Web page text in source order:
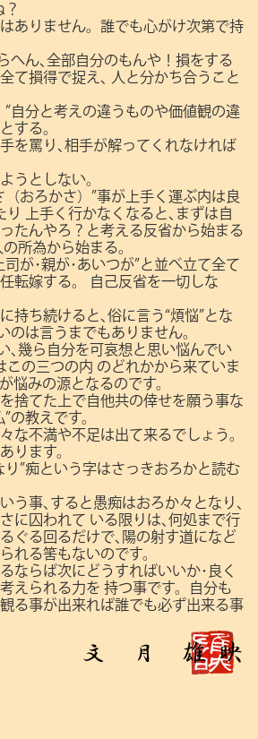
？
ありません。誰でも心がけ次第で持
へん､全部自分のもんや！損をする
て損得で捉え､
人と分かち合うこと
”自分と考えの違うものや価値観の違
する。
を罵り､相手が解ってくれなければ
うとしない。
（おろかさ）”事が上手く運ぶ内は良
り
上手く行かなくなると､まずは自
たんやろ？と考える反省から始まる
所為から始まる。
司が･親が･あいつが”と並べ立て全て
転嫁する。
自己反省を一切しな
持ち続けると､俗に言う“煩悩”とな
のは言うまでもありません。
､幾ら自分を可哀想と思い悩んでい
この三つの内 のどれかから来ていま
悩みの源となるのです。
捨てた上で自他共の倖せを願う事な
の教えです。
な不満や不足は出て来るでしょう。
ります。
り”痴という字はさっきおろかと読む
う事､すると愚痴はおろか々となり､
に囚われて いる限りは､何処まで行
ぐる回るだけで､陽の射す道になど
れる筈もないのです。
ならば次にどうすればいいか･良く
えられる力を 持つ事です。自分も
る事が出来れば誰でも必ず出来る事